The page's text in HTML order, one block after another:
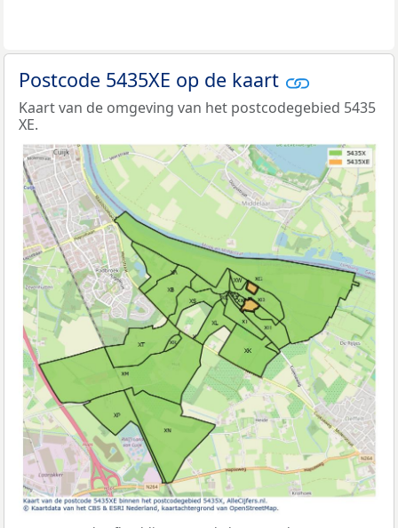
Postcode 5435XE op de kaart
Kaart van de omgeving van het postcodegebied 5435
XE.